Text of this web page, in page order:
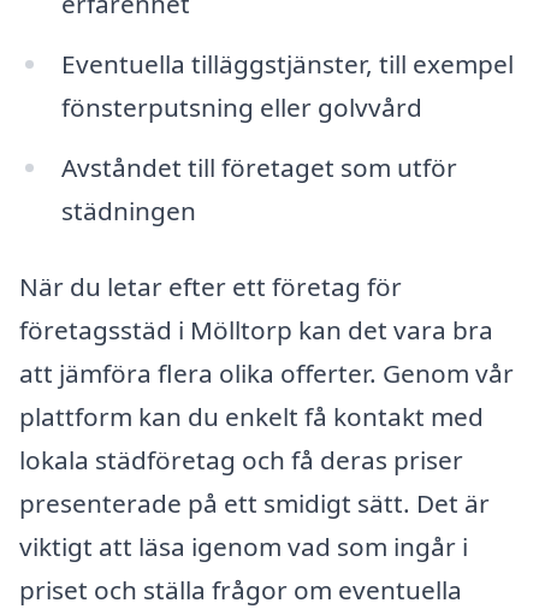
Eventuella tilläggstjänster, till exempel
fönsterputsning eller golvvård
Avståndet till företaget som utför
städningen
När du letar efter ett företag för
företagsstäd i Mölltorp kan det vara bra
att jämföra flera olika offerter. Genom vår
plattform kan du enkelt få kontakt med
lokala städföretag och få deras priser
presenterade på ett smidigt sätt. Det är
viktigt att läsa igenom vad som ingår i
priset och ställa frågor om eventuella